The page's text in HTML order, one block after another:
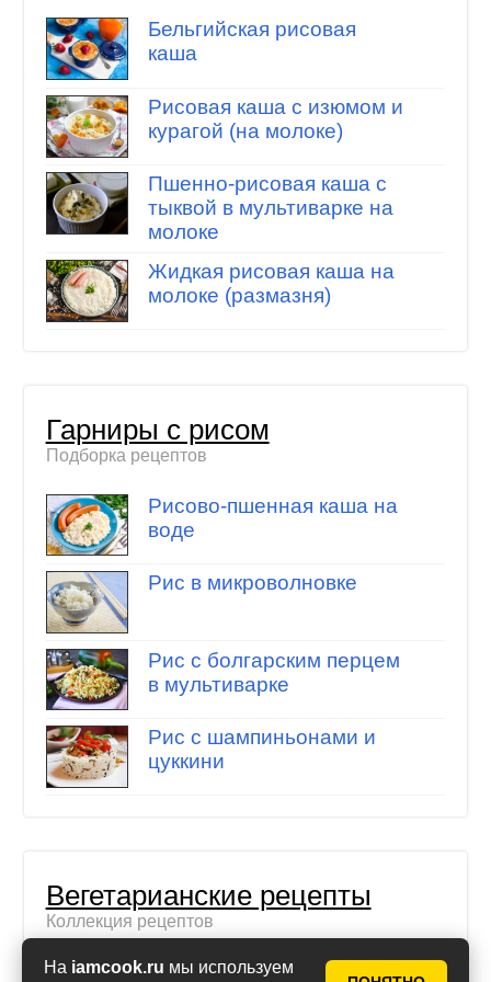
На iamcook.ru мы используем
Бельгийская рисовая
каша
Рисовая каша с изюмом и
курагой (на молоке)
Пшенно-рисовая каша с
тыквой в мультиварке на
молоке
Жидкая рисовая каша на
молоке (размазня)
Гарниры с рисом
Подборка рецептов
Рисово-пшенная каша на
воде
Рис в микроволновке
Рис с болгарским перцем
в мультиварке
Рис с шампиньонами и
цуккини
Вегетарианские рецепты
Коллекция рецептов
Пшенная каша с тыквой в